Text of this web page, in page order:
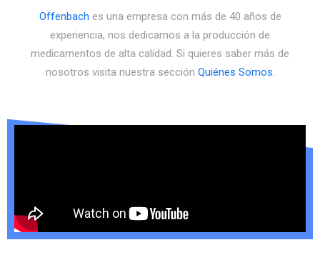
Offenbach es una empresa con más de 40 años de
experiencia, nos dedicamos a la producción de
medicamentos de alta calidad. Si quieres saber más de
nosotros visita nuestra sección Quiénes Somos.